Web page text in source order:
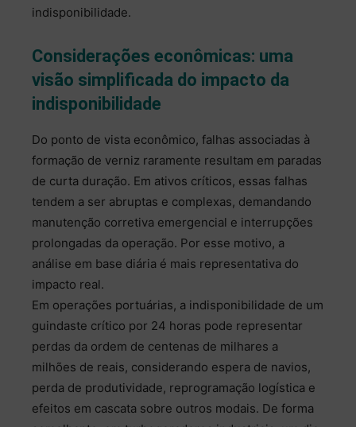
indisponibilidade.
Considerações econômicas: uma
visão simplificada do impacto da
indisponibilidade
Do ponto de vista econômico, falhas associadas à
formação de verniz raramente resultam em paradas
de curta duração. Em ativos críticos, essas falhas
tendem a ser abruptas e complexas, demandando
manutenção corretiva emergencial e interrupções
prolongadas da operação. Por esse motivo, a
análise em base diária é mais representativa do
impacto real.
Em operações portuárias, a indisponibilidade de um
guindaste crítico por 24 horas pode representar
perdas da ordem de centenas de milhares a
milhões de reais, considerando espera de navios,
perda de produtividade, reprogramação logística e
efeitos em cascata sobre outros modais. De forma